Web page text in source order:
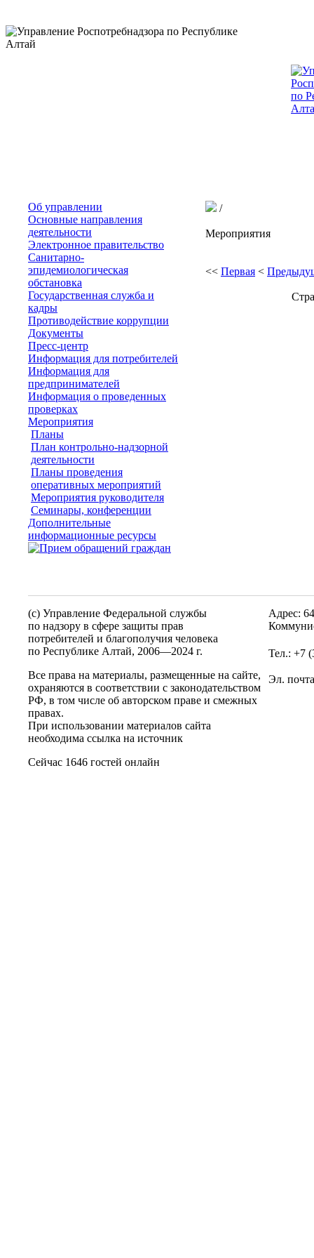
Об управлении
Основные направления
деятельности
Электронное правительство
Санитарно-
эпидемиологическая
обстановка
Государственная служба и
кадры
Противодействие коррупции
Документы
Пресс-центр
Информация для потребителей
Информация для
предпринимателей
Информация о проведенных
проверках
Мероприятия
Планы
План контрольно-надзорной
деятельности
Планы проведения
оперативных мероприятий
Мероприятия руководителя
Семинары, конференции
Дополнительные
информационные ресурсы
/
Мероприятия
<< Первая <
(c) Управление Федеральной службы
по надзору в сфере защиты прав
потребителей и благополучия человека
по Республике Алтай, 2006—2024 г.
Все права на материалы, размещенные на сайте,
охраняются в соответствии с законодательством
РФ, в том числе об авторском праве и смежных
правах.
При использовании материалов сайта
необходима ссылка на источник
Сейчас 1646 гостей онлайн
Адрес:
Тел.: +7
Эл.